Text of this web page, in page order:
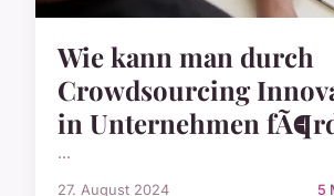
Wie kann man durch
Crowdsourcing
in Unternehmen
...
27. August 2024 5